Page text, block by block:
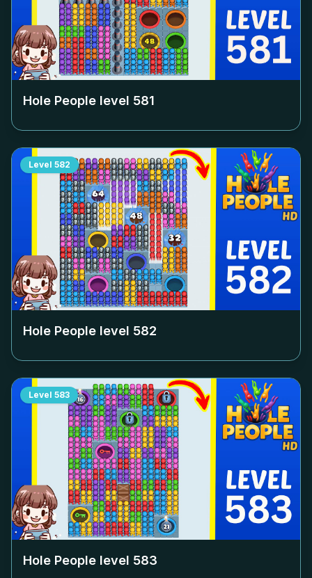
Hole People level 581
Level 582
Hole People level 582
Level 583
Hole People level 583